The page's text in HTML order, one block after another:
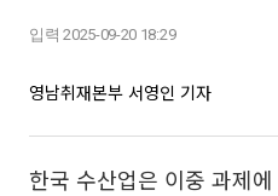
입력 2025-09-20 18:29
영남취재본부 서영인 기자
한국 수산업은 이중 과제